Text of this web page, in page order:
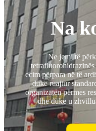
Na
Ne jemi të
ecim përpara në të
duke ruajtur
organizatën përmes
dhe duke u